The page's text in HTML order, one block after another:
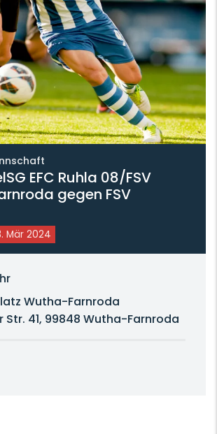
EFC Ruhla 08/FSV
gegen FSV
Mär 2024
Wutha-Farnroda
Str. 41, 99848 Wutha-Farnroda